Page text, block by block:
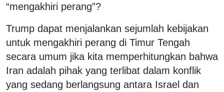
“mengakhiri perang”?
Trump dapat menjalankan sejumlah kebijakan
untuk mengakhiri perang di Timur Tengah
secara umum jika kita memperhitungkan bahwa
Iran adalah pihak yang terlibat dalam konflik
yang sedang berlangsung antara Israel dan